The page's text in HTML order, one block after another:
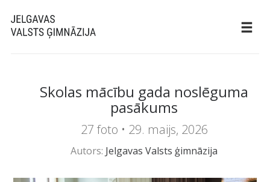
Skolas mācību gada noslēguma
pasākums
27 foto • 29. maijs, 2026
Autors: Jelgavas Valsts ģimnāzija